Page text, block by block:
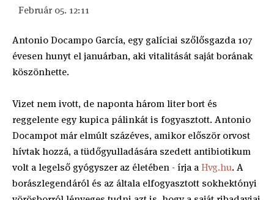
Február 05. 12:11
Antonio Docampo García, egy galíciai szőlősgazda 107
évesen hunyt el januárban, aki vitalitását saját borának
köszönhette.
Vizet nem ivott, de naponta három liter bort és
reggelente egy kupica pálinkát is fogyasztott. Antonio
Docampot már elmúlt százéves, amikor először orvost
hívtak hozzá, a tüdőgyulladására szedett antibiotikum
volt a legelső gyógyszer az életében - írja aHvg.hu. A
borászlegendáról és az általa elfogyasztott sokhektónyi